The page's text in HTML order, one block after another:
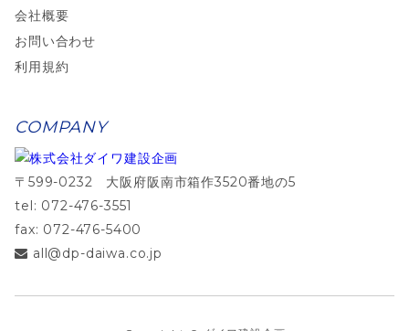
会社概要
お問い合わせ
利用規約
COMPANY
〒599-0232 大阪府阪南市箱作3520番地の5
tel: 072-476-3551
fax: 072-476-5400
all@dp-daiwa.co.jp